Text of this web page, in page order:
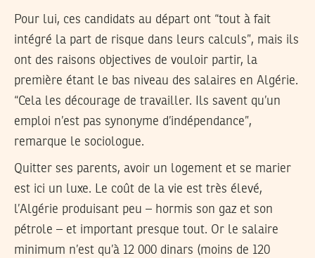
Pour lui, ces candidats au départ ont “tout à fait
intégré la part de risque dans leurs calculs”, mais ils
ont des raisons objectives de vouloir partir, la
première étant le bas niveau des salaires en Algérie.
“Cela les décourage de travailler. Ils savent qu’un
emploi n’est pas synonyme d’indépendance”,
remarque le sociologue.
Quitter ses parents, avoir un logement et se marier
est ici un luxe. Le coût de la vie est très élevé,
l’Algérie produisant peu – hormis son gaz et son
pétrole – et important presque tout. Or le salaire
minimum n’est qu’à 12 000 dinars (moins de 120